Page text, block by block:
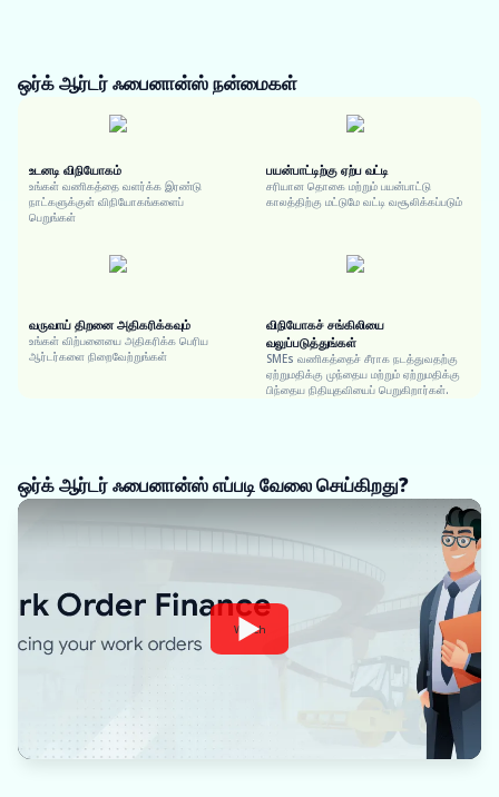
ஒர்க் ஆர்டர் ஃபைனான்ஸ்நன்மைகள்
உடனடி விநியோகம்
உங்கள் வணிகத்தை வளர்க்க இரண்டு
நாட்களுக்குள் விநியோகங்களைப்
பெறுங்கள்
பயன்பாட்டிற்கு ஏற்ப வட்டி
சரியான தொகை மற்றும் பயன்பாட்டு
காலத்திற்கு மட்டுமே வட்டி வசூலிக்கப்படும்
வருவாய் திறனை அதிகரிக்கவும்
உங்கள் விற்பனையை அதிகரிக்க பெரிய
ஆர்டர்களை நிறைவேற்றுங்கள்
விநியோகச் சங்கிலியை
வலுப்படுத்துங்கள்
SMEs வணிகத்தைச் சீராக நடத்துவதற்கு
ஏற்றுமதிக்கு முந்தைய மற்றும் ஏற்றுமதிக்கு
பிந்தைய நிதியுதவியைப் பெறுகிறார்கள்.
ஒர்க் ஆர்டர் ஃபைனான்ஸ் எப்படி வேலை செய்கிறது?
Watch